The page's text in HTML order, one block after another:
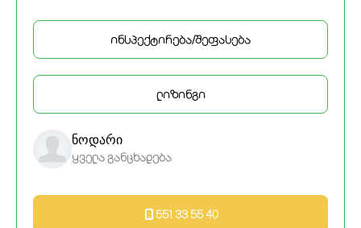
ინსპექტირება/შეფასება
ლიზინგი
ნოდარი
ყველა განცხადება
551 33 55 40